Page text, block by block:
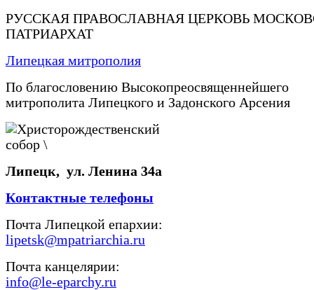
РУССКАЯ ПРАВОСЛАВНАЯ ЦЕРКОВЬ
ПАТРИАРХАТ
Липецкая митрополия
По благословению Высокопреосвященнейшего
митрополита Липецкого и Задонского Арсения
Липецк, ул. Ленина 34а
Контактные телефоны
Почта Липецкой епархии:
lipetsk@mpatriarchia.ru
Почта канцелярии:
info@le-eparchy.ru